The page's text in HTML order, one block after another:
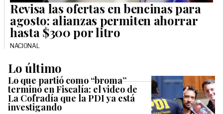
Revisa las ofertas en bencinas para
agosto: alianzas permiten ahorrar
hasta $300 por litro
NACIONAL
Lo último
Lo que partió como “broma”
terminó en Fiscalía: el video de
La Cofradía que la PDI ya está
investigando